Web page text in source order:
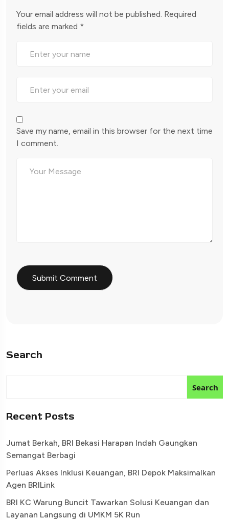
Your email address will not be published. Required
fields are marked *
Save my name, email in this browser for the next time
I comment.
Search
Search
Recent Posts
Jumat Berkah, BRI Bekasi Harapan Indah Gaungkan
Semangat Berbagi
Perluas Akses Inklusi Keuangan, BRI Depok Maksimalkan
Agen BRILink
BRI KC Warung Buncit Tawarkan Solusi Keuangan dan
Layanan Langsung di UMKM 5K Run